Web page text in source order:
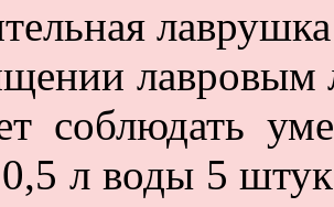
лаврушка
лавровым
соблюдать
л воды 5